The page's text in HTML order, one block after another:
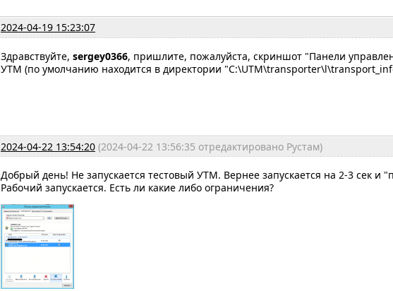
2024-04-19 15:23:07
Здравствуйте, sergey0366, пришлите, пожалуйста, скриншот "Панели
УТМ (по умолчанию находится в директории
2024-04-22 13:54:20 (2024-04-22 13:56:35 отредактировано Рустам)
Добрый день! Не запускается тестовый УТМ. Вернее запускается на 2-3 сек и
Рабочий запускается. Есть ли какие либо ограничения?